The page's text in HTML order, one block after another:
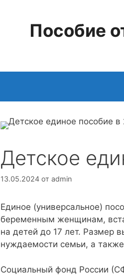
Пособие
Детское
13.05.2024 от admin
Единое (универсальное)
беременным женщинам,
на детей до 17 лет. Размер
нуждаемости семьи, а
Социальный фонд России